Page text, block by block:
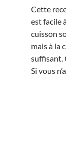
Cette
est facile
cuisson
mais à la
suffisant.
Si vous